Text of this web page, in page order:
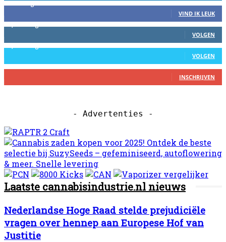
VIND IK LEUK
VOLGEN
VOLGEN
INSCHRIJVEN
- Advertenties -
Laatste cannabisindustrie.nl nieuws
Nederlandse Hoge Raad stelde prejudiciële
vragen over hennep aan Europese Hof van
Justitie